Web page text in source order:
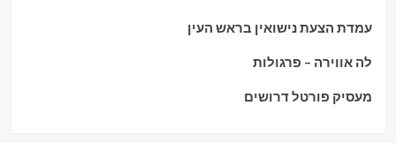
עמדת הצעת נישואין בראש העין
לה אווירה – פרגולות
מעסיק פורטל דרושים